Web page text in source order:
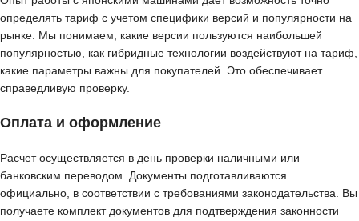
определять тариф с учетом специфики версий и популярности на
рынке. Мы понимаем, какие версии пользуются наибольшей
популярностью, как гибридные технологии воздействуют на тариф,
какие параметры важны для покупателей. Это обеспечивает
справедливую проверку.
Оплата и оформление
Расчет осуществляется в день проверки наличными или
банковским переводом. Документы подготавливаются
официально, в соответствии с требованиями законодательства. Вы
получаете комплект документов для подтверждения законности